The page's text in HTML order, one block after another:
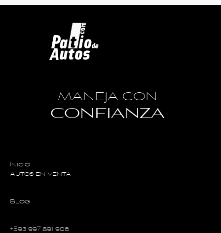
MANEJA CON
CONFIANZA
Inicio
Autos en Venta
Blog
+593 997 891 906